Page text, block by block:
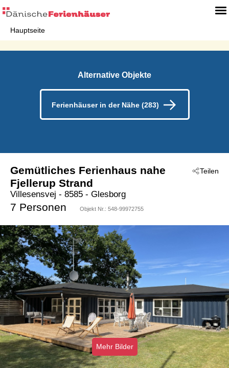
Hauptseite
Alternative Objekte
Ferienhäuser in der Nähe (283)
Teilen
Gemütliches Ferienhaus nahe
Fjellerup Strand
Villesensvej - 8585 - Glesborg
7 Personen Objekt Nr.: 548-99972755
Mehr Bilder